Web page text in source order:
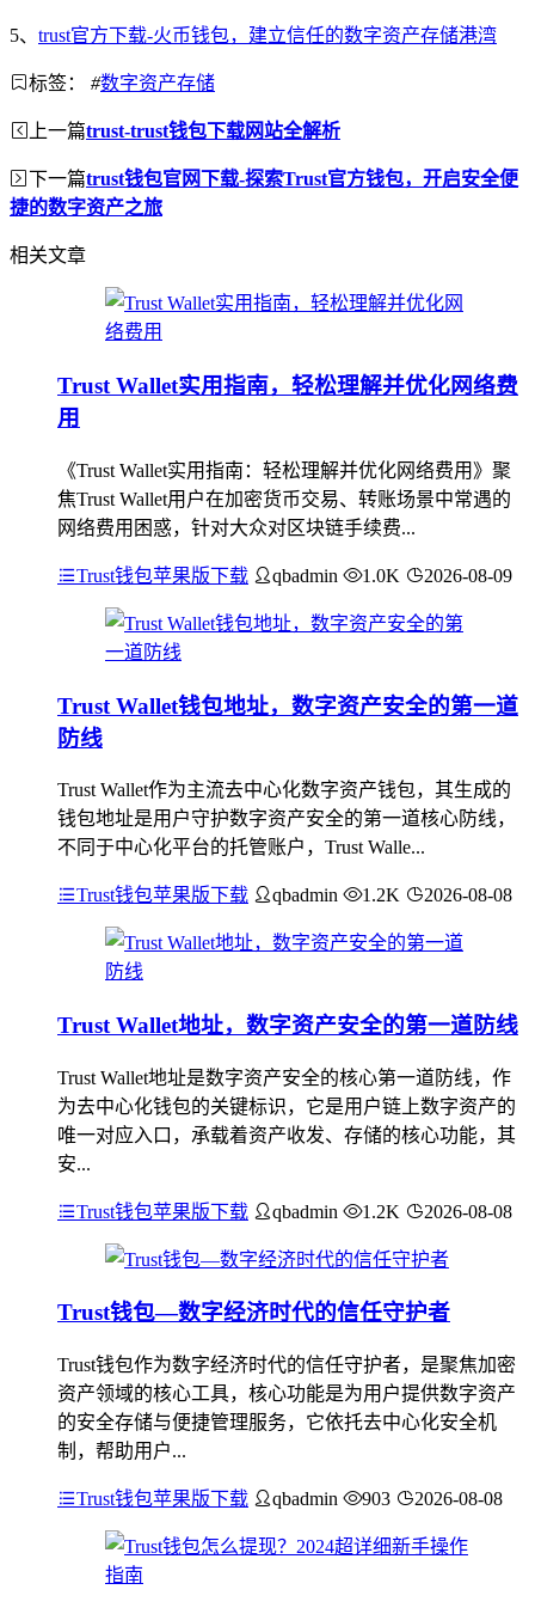
5、 trust官方下载-火币钱包，建立信任的数字资产存储港湾
标签： #数字资产存储
上一篇trust-trust钱包下载网站全解析
下一篇trust钱包官网下载-探索Trust官方钱包，开启安全便
捷的数字资产之旅
相关文章
Trust Wallet实用指南，轻松理解并优化网络费
用
《Trust Wallet实用指南：轻松理解并优化网络费用》聚
焦Trust Wallet用户在加密货币交易、转账场景中常遇的
网络费用困惑，针对大众对区块链手续费...
Trust钱包苹果版下载 qbadmin 1.0K 2026-08-09
Trust Wallet钱包地址，数字资产安全的第一道
防线
Trust Wallet作为主流去中心化数字资产钱包，其生成的
钱包地址是用户守护数字资产安全的第一道核心防线，
不同于中心化平台的托管账户，Trust Walle...
Trust钱包苹果版下载 qbadmin 1.2K 2026-08-08
Trust Wallet地址，数字资产安全的第一道防线
Trust Wallet地址是数字资产安全的核心第一道防线，作
为去中心化钱包的关键标识，它是用户链上数字资产的
唯一对应入口，承载着资产收发、存储的核心功能，其
安...
Trust钱包苹果版下载 qbadmin 1.2K 2026-08-08
Trust钱包—数字经济时代的信任守护者
Trust钱包作为数字经济时代的信任守护者，是聚焦加密
资产领域的核心工具，核心功能是为用户提供数字资产
的安全存储与便捷管理服务，它依托去中心化安全机
制，帮助用户...
Trust钱包苹果版下载 qbadmin 903 2026-08-08